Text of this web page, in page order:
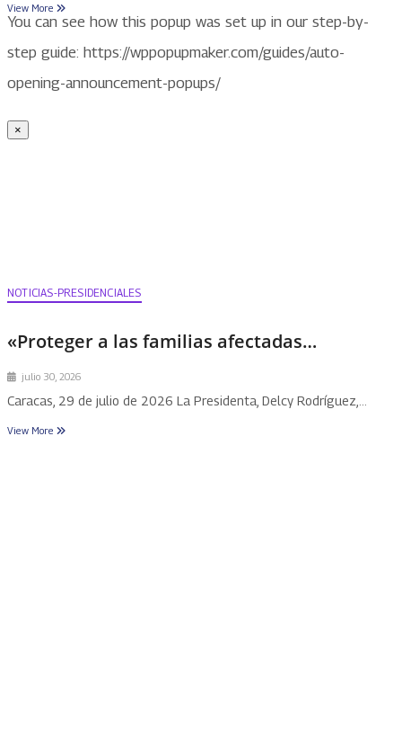
View More
NOTICIAS-PRESIDENCIALES
«Proteger a las familias afectadas…
julio 30, 2026
Caracas, 29 de julio de 2026 La Presidenta, Delcy Rodríguez,…
View More
You can see how this popup was set up in our step-by-
step guide: https://wppopupmaker.com/guides/auto-
opening-announcement-popups/
×